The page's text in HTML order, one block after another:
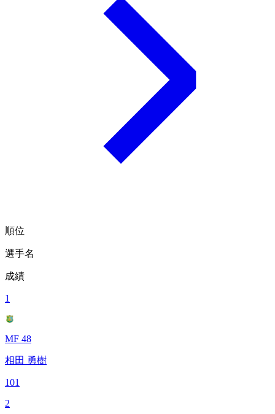
順位
選手名
成績
1
MF 48
相田 勇樹
101
2